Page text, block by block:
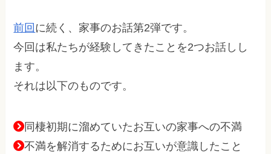
前回 に続く、家事のお話第2弾です。
今回は私たちが経験してきたことを2つお話しし
ます。
それは以下のものです。
同棲初期に溜めていたお互いの家事への不満
不満を解消するためにお互いが意識したこと